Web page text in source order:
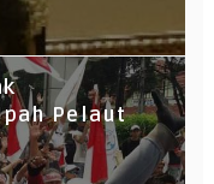
Pelaut